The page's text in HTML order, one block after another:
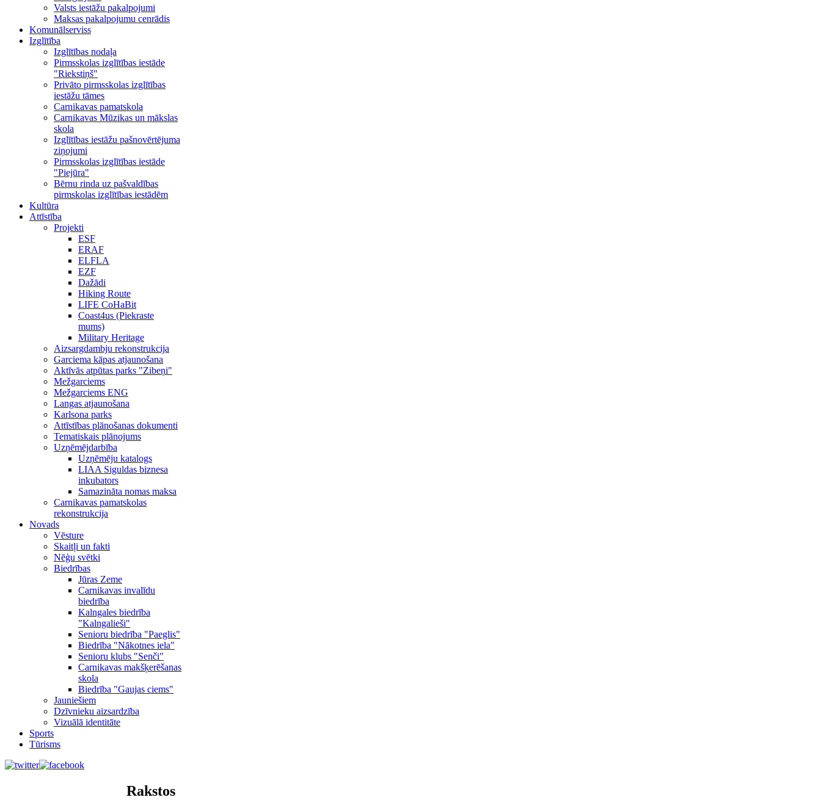
Valsts iestāžu pakalpojumi
Maksas pakalpojumu cenrādis
Komunālserviss
Izglītība
Izglītības nodaļa
Pirmsskolas izglītības iestāde
"Riekstiņš"
Privāto pirmsskolas izglītības
iestāžu tāmes
Carnikavas pamatskola
Carnikavas Mūzikas un mākslas
skola
Izglītības iestāžu pašnovērtējuma
ziņojumi
Pirmsskolas izglītības iestāde
"Piejūra"
Bērnu rinda uz pašvaldības
pirmskolas izglītības iestādēm
Kultūra
Attīstība
Projekti
ESF
ERAF
ELFLA
EZF
Dažādi
Hiking Route
LIFE CoHaBit
Coast4us (Piekraste
mums)
Military Heritage
Aizsargdambju rekonstrukcija
Garciema kāpas atjaunošana
Aktīvās atpūtas parks "Zibeņi"
Mežgarciems
Mežgarciems ENG
Langas atjaunošana
Karlsona parks
Attīstības plānošanas dokumenti
Tematiskais plānojums
Uzņēmējdarbība
Uzņēmēju katalogs
LIAA Siguldas biznesa
inkubators
Samazināta nomas maksa
Carnikavas pamatskolas
rekonstrukcija
Novads
Vēsture
Skaitļi un fakti
Nēģu svētki
Biedrības
Jūras Zeme
Carnikavas invalīdu
biedrība
Kalngales biedrība
"Kalngalieši"
Senioru biedrība "Paeglis"
Biedrība "Nākotnes iela"
Senioru klubs "Senči"
Carnikavas makšķerēšanas
skola
Biedrība "Gaujas ciems"
Jauniešiem
Dzīvnieku aizsardzība
Vizuālā identitāte
Sports
Tūrisms
Rakstos